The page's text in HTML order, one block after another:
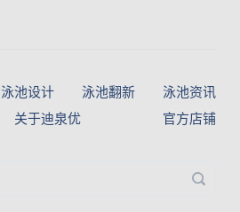
泳池设计 泳池翻新
泳池资讯
关于迪泉优 官方店铺